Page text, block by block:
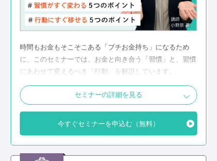
時間もお金もそこそこある「プチお金持ち」になるため
に、このセミナーでは、お金と向き合う「習慣」と、習慣
にあわせて変えるべき「行動」を解説しています。
こんな人におすすめ
日々の生活はシンプルでいいけど、お金で我慢したくな
い
趣味の時間を充実させたい
セミナーの詳細を見る
今すぐセミナーを申込む（無料）